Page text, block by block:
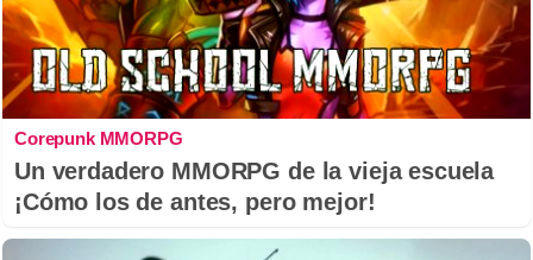
Corepunk MMORPG
Un verdadero MMORPG de la vieja escuela
¡Cómo los de antes, pero mejor!